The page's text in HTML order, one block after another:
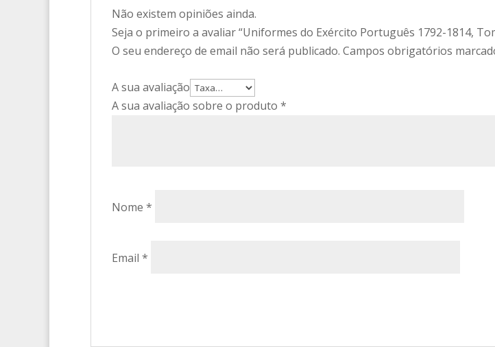
Não existem opiniões ainda.
Seja o primeiro a avaliar “Uniformes do Exército Português 1792-1814,
O seu endereço de email não será publicado. Campos obrigatórios
A sua avaliação
A sua avaliação sobre o produto *
Nome *
Email *